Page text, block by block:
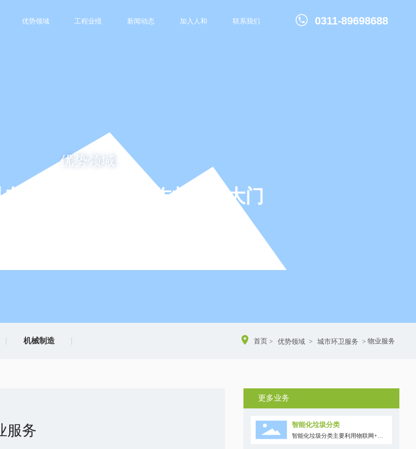
优势领域 工程业绩 新闻动态 加入人和 联系我们 0311-89698688
优势领域
业和实力开启合作共赢的大门
机械制造 首页 优势领域 城市环卫服务 物业服务
服务
更多业务
智能化垃圾分类
智能化垃圾分类主要利用物联网+大